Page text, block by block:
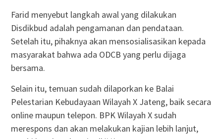
Farid menyebut langkah awal yang dilakukan
Disdikbud adalah pengamanan dan pendataan.
Setelah itu, pihaknya akan mensosialisasikan kepada
masyarakat bahwa ada ODCB yang perlu dijaga
bersama.
Selain itu, temuan sudah dilaporkan ke Balai
Pelestarian Kebudayaan Wilayah X Jateng, baik secara
online maupun telepon. BPK Wilayah X sudah
merespons dan akan melakukan kajian lebih lanjut,